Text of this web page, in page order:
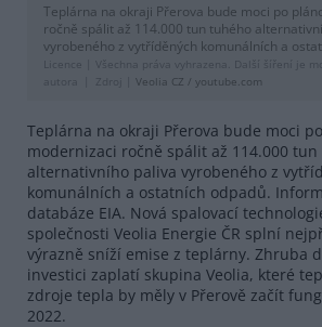
Teplárna na okraji Přerova bude moci po
ročně spálit až 114.000 tun tuhého
vyrobeného z vytříděných komunálních a
Licence |
Všechna práva vyhrazena. Další šíření je
autora
Zdroj | Veolia CZ / youtube.com
Teplárna na okraji Přerova bude moci
modernizaci ročně spálit až 114.000
alternativního paliva vyrobeného z
komunálních a ostatních odpadů.
databáze EIA. Nová spalovací
společnosti Veolia Energie ČR splní
výrazně sníží emise z teplárny. Zhruba
investici zaplatí skupina Veolia, které
zdroje tepla by měly v Přerově začít
2022.